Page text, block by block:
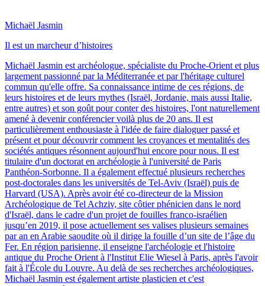
Michaël Jasmin
Il est un marcheur d’histoires
Michaël Jasmin est archéologue, spécialiste du Proche-Orient et plus
largement passionné par la Méditerranée et par l'héritage culturel
commun qu'elle offre. Sa connaissance intime de ces régions, de
leurs histoires et de leurs mythes (Israël, Jordanie, mais aussi Italie,
entre autres) et son goût pour conter des histoires, l'ont naturellement
amené à devenir conférencier voilà plus de 20 ans. Il est
particulièrement enthousiaste à l'idée de faire dialoguer passé et
présent et pour découvrir comment les croyances et mentalités des
sociétés antiques résonnent aujourd'hui encore pour nous. Il est
titulaire d'un doctorat en archéologie à l'université de Paris
Panthéon-Sorbonne. Il a également effectué plusieurs recherches
post-doctorales dans les universités de Tel-Aviv (Israël) puis de
Harvard (USA). Après avoir été co-directeur de la Mission
Archéologique de Tel Achziv, site côtier phénicien dans le nord
d'Israël, dans le cadre d'un projet de fouilles franco-israélien
jusqu’en 2019, il pose actuellement ses valises plusieurs semaines
par an en Arabie saoudite où il dirige la fouille d’un site de l’âge du
Fer. En région parisienne, il enseigne l'archéologie et l'histoire
antique du Proche Orient à l'Institut Elie Wiesel à Paris, après l'avoir
fait à l'École du Louvre. Au delà de ses recherches archéologiques,
Michaël Jasmin est également artiste plasticien et c'est